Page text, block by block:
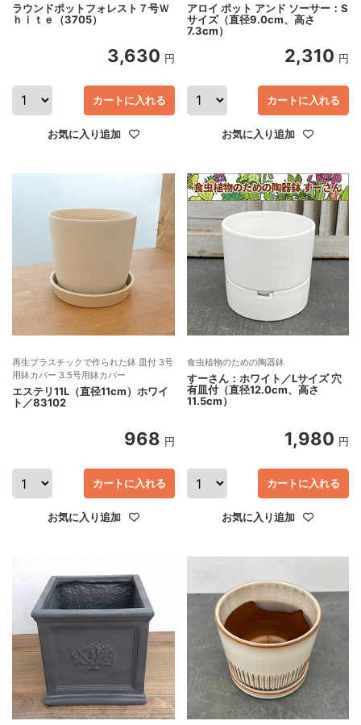
ラウンドポットフォレスト７号Ｗ
ｈｉｔｅ（3705）
3,630 円
カートに入れる
お気に入り追加
アロイ ポット アンド ソーサー：S
サイズ（直径9.0cm、高さ
7.3cm）
2,310 円
カートに入れる
お気に入り追加
再生プラスチックで作られた鉢 皿付 3号
用鉢カバー 3.5号用鉢カバー
エステリ11L（直径11cm）ホワイ
ト／83102
968 円
カートに入れる
お気に入り追加
食虫植物のための陶器鉢
すーさん：ホワイト／Lサイズ 穴
有皿付（直径12.0cm、高さ
11.5cm）
1,980 円
カートに入れる
お気に入り追加